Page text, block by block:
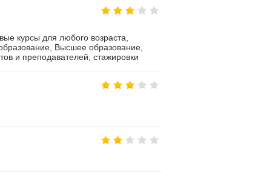
курсы для любого возраста,
Высшее образование,
и преподавателей, стажировки